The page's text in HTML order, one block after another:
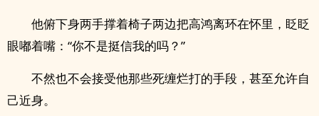
他俯下身两手撑着椅子两边把高鸿离环在怀里，眨眨
眼嘟着嘴：“你不是挺信我的吗？”
不然也不会接受他那些死缠烂打的手段，甚至允许自
己近身。